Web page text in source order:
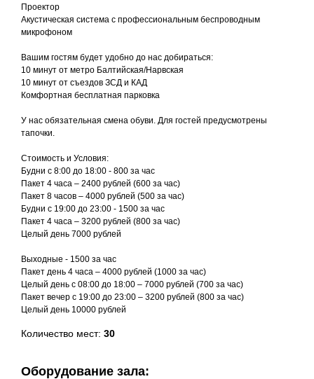
Проектор
Акустическая система с профессиональным беспроводным
микрофоном
Вашим гостям будет удобно до нас добираться:
10 минут от метро Балтийская/Нарвская
10 минут от съездов ЗСД и КАД
Комфортная бесплатная парковка
У нас обязательная смена обуви. Для гостей предусмотрены
тапочки.
Стоимость и Условия:
Будни с 8:00 до 18:00 - 800 за час
Пакет 4 часа – 2400 рублей (600 за час)
Пакет 8 часов – 4000 рублей (500 за час)
Будни с 19:00 до 23:00 - 1500 за час
Пакет 4 часа – 3200 рублей (800 за час)
Целый день 7000 рублей
Выходные - 1500 за час
Пакет день 4 часа – 4000 рублей (1000 за час)
Целый день с 08:00 до 18:00 – 7000 рублей (700 за час)
Пакет вечер с 19:00 до 23:00 – 3200 рублей (800 за час)
Целый день 10000 рублей
Количество мест: 30
Оборудование зала: